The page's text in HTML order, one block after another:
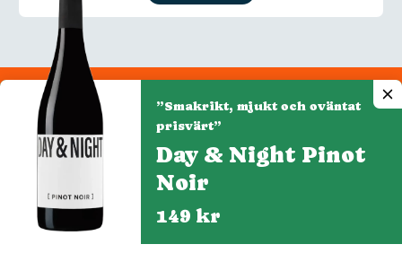
Integritetspolicy
Cookie-inställningar
Denna webbplats drivs av Vinklubben i Norden AB
© 2026 mytaste.se
”Smakrikt, mjukt och oväntat
prisvärt”
Day & Night Pinot
Noir
149 kr